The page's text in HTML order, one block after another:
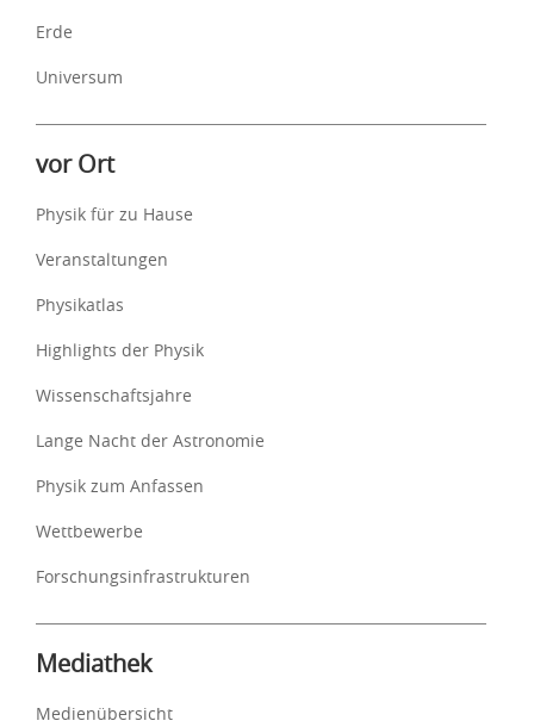
Erde
Universum
vor Ort
Physik für zu Hause
Veranstaltungen
Physikatlas
Highlights der Physik
Wissenschaftsjahre
Lange Nacht der Astronomie
Physik zum Anfassen
Wettbewerbe
Forschungsinfrastrukturen
Mediathek
Medienübersicht